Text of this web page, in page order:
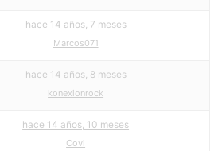
hace 14 años, 7 meses
Marcos071
hace 14 años, 8 meses
konexionrock
hace 14 años, 10 meses
Covi